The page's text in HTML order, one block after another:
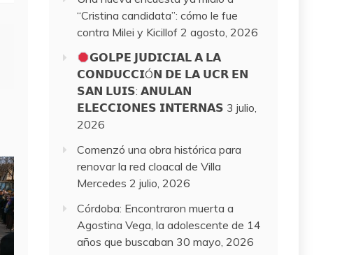
“Cristina candidata”: cómo le fue
contra Milei y Kicillof 2 agosto, 2026
𝗚𝗢𝗟𝗣𝗘 𝗝𝗨𝗗𝗜𝗖𝗜𝗔𝗟 𝗔 𝗟𝗔
𝗖𝗢𝗡𝗗𝗨𝗖𝗖𝗜Ó𝗡 𝗗𝗘 𝗟𝗔 𝗨𝗖𝗥 𝗘𝗡
𝗦𝗔𝗡 𝗟𝗨𝗜𝗦: 𝗔𝗡𝗨𝗟𝗔𝗡
𝗘𝗟𝗘𝗖𝗖𝗜𝗢𝗡𝗘𝗦 𝗜𝗡𝗧𝗘𝗥𝗡𝗔𝗦 3 julio,
2026
Comenzó una obra histórica para
renovar la red cloacal de Villa
Mercedes 2 julio, 2026
Córdoba: Encontraron muerta a
Agostina Vega, la adolescente de 14
años que buscaban 30 mayo, 2026